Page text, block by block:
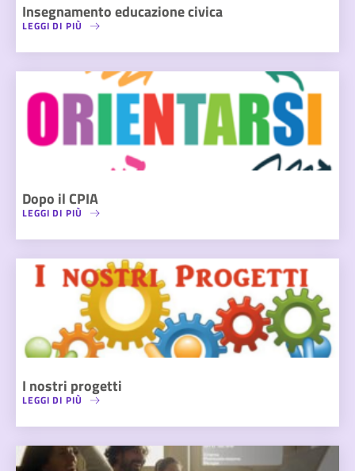
Insegnamento educazione civica
LEGGI DI PIÙ
Dopo il CPIA
LEGGI DI PIÙ
I nostri progetti
LEGGI DI PIÙ